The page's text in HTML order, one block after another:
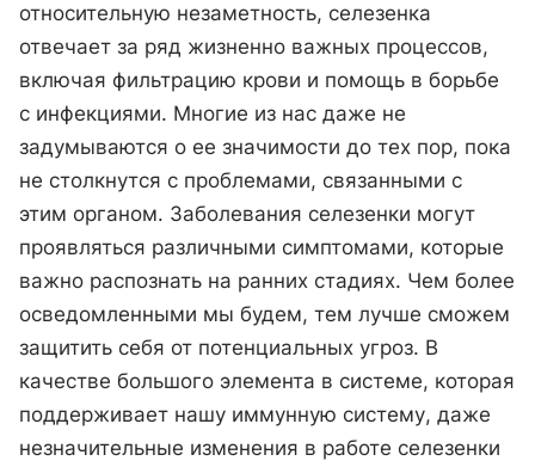
относительную незаметность, селезенка
отвечает за ряд жизненно важных процессов,
включая фильтрацию крови и помощь в борьбе
с инфекциями. Многие из нас даже не
задумываются о ее значимости до тех пор, пока
не столкнутся с проблемами, связанными с
этим органом. Заболевания селезенки могут
проявляться различными симптомами, которые
важно распознать на ранних стадиях. Чем более
осведомленными мы будем, тем лучше сможем
защитить себя от потенциальных угроз. В
качестве большого элемента в системе, которая
поддерживает нашу иммунную систему, даже
незначительные изменения в работе селезенки